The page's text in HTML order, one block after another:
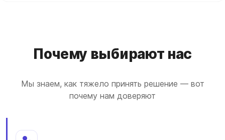
Почему выбирают нас
Мы знаем, как тяжело принять решение — вот
почему нам доверяют